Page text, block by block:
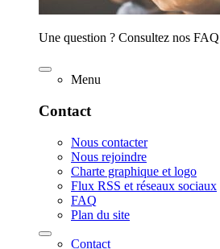
Une question ? Consultez nos
Menu
Contact
Nous contacter
Nous rejoindre
Charte graphique et logo
Flux RSS et réseaux sociaux
FAQ
Plan du site
Contact